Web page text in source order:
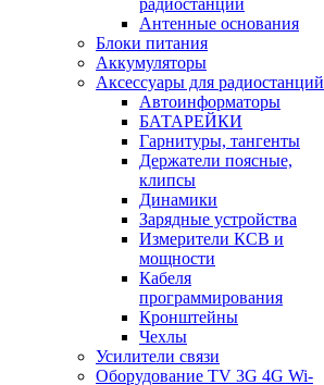
радиостанций
Антенные основания
Блоки питания
Аккумуляторы
Аксессуары для радиостанций
Автоинформаторы
БАТАРЕЙКИ
Гарнитуры, тангенты
Держатели поясные,
клипсы
Динамики
Зарядные устройства
Измерители КСВ и
мощности
Кабеля
программирования
Кронштейны
Чехлы
Усилители связи
Оборудование TV 3G 4G Wi-